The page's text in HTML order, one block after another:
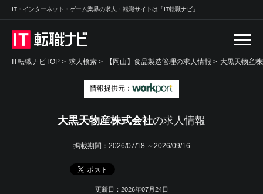
IT・インターネット・ゲーム業界の求人・転職サイトは「IT転職ナビ」
IT転職ナビTOP > 求人検索 > 【岡山】食品製造管理の求人情報 > 大黒天物産
情報提供元：
大黒天物産株式会社の求人情報
掲載期間： 2026/07/18 ～2026/09/16
更新日：2026年07月24日